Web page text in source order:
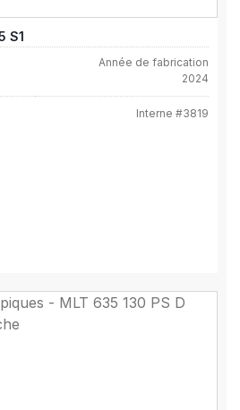
S1
Année de fabrication
2024
Interne #3819